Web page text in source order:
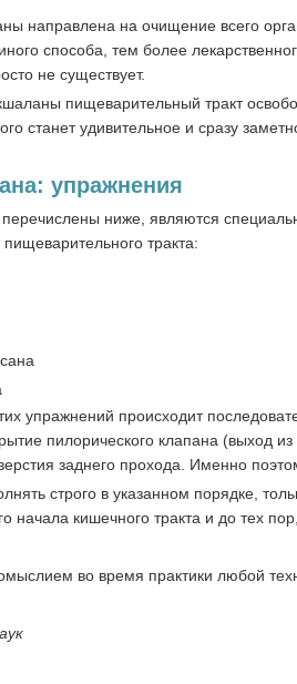
направлена на очищение всего
способа, тем более
не существует.
пищеварительный тракт
станет удивительное и сразу
упражнения
ниже, являются
тракта:
упражнений происходит
пилорического клапана (выход
заднего прохода. Именно
строго в указанном порядке,
начала кишечного тракта и до тех
во время практики любой